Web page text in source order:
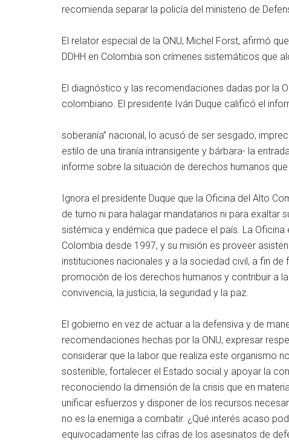
recomienda separar la policía del ministerio de
El relator especial de la ONU, Michel Forst, afirmó
DDHH en Colombia son crímenes sistemáticos que
El diagnóstico y las recomendaciones dadas por la
colombiano. El presidente Iván Duque calificó el
soberanía” nacional, lo acusó de ser sesgado,
estilo de una tiranía intransigente y bárbara- la
informe sobre la situación de derechos humanos
Ignora el presidente Duque que la Oficina del Alto
de turno ni para halagar mandatarios ni para exaltar
sistémica y endémica que padece el país. La
Colombia desde 1997, y su misión es proveer
instituciones nacionales y a la sociedad civil, a fin
promoción de los derechos humanos y contribuir a
convivencia, la justicia, la seguridad y la paz.
El gobierno en vez de actuar a la defensiva y de
recomendaciones hechas por la ONU, expresar
considerar que la labor que realiza este organismo
sostenible, fortalecer el Estado social y apoyar la
reconociendo la dimensión de la crisis que en
unificar esfuerzos y disponer de los recursos
no es la enemiga a combatir. ¿Qué interés acaso
equivocadamente las cifras de los asesinatos de